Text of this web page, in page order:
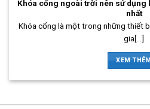
Khóa cổng ngoài trời nên sử dụng
nhất
Khóa cổng là một trong những thiết
gia[...]
XEM THÊM